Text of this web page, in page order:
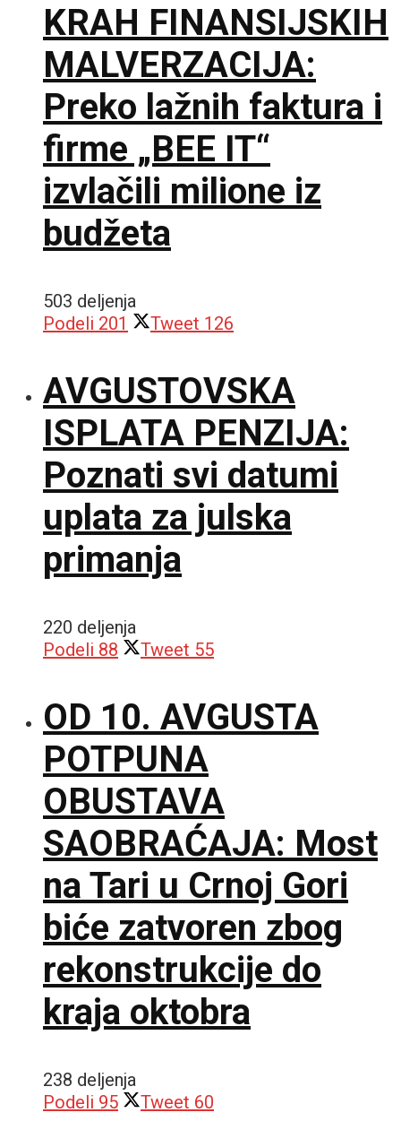
KRAH FINANSIJSKIH
MALVERZACIJA:
Preko lažnih faktura i
firme „BEE IT“
izvlačili milione iz
budžeta
503 deljenja
Podeli 201 Tweet 126
AVGUSTOVSKA
ISPLATA PENZIJA:
Poznati svi datumi
uplata za julska
primanja
220 deljenja
Podeli 88 Tweet 55
OD 10. AVGUSTA
POTPUNA
OBUSTAVA
SAOBRAĆAJA: Most
na Tari u Crnoj Gori
biće zatvoren zbog
rekonstrukcije do
kraja oktobra
238 deljenja
Podeli 95 Tweet 60